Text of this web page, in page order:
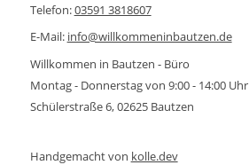
Telefon:03591 3818607
E-Mail: info@willkommeninbautzen.de
Willkommen in Bautzen - Büro
Montag - Donnerstag von 9:00 - 14:00 Uhr
Schülerstraße 6, 02625 Bautzen
Handgemacht von kolle.dev